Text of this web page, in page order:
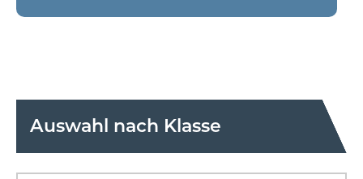
Auswahl nach Klasse